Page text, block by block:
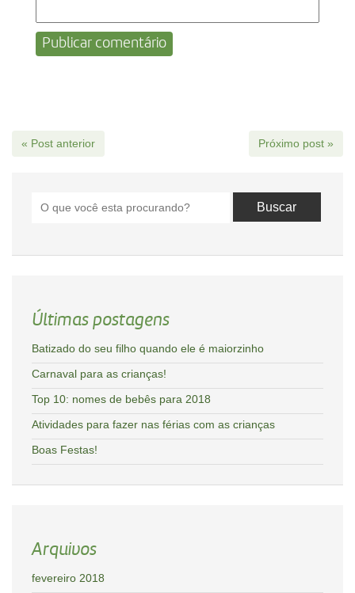
« Post anterior Próximo post »
Últimas postagens
Batizado do seu filho quando ele é maiorzinho
Carnaval para as crianças!
Top 10: nomes de bebês para 2018
Atividades para fazer nas férias com as crianças
Boas Festas!
Arquivos
fevereiro 2018